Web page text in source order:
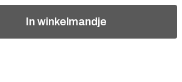
In winkelmandje